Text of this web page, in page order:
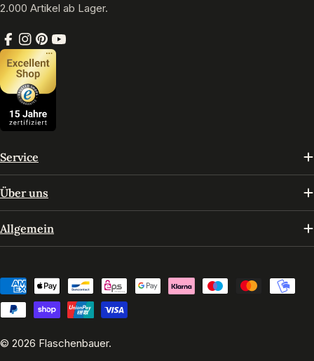
2.000 Artikel ab Lager.
Facebook
Instagram
Pinterest
YouTube
Service
Über uns
Allgemein
Zahlungsmethoden
© 2026 Flaschenbauer.